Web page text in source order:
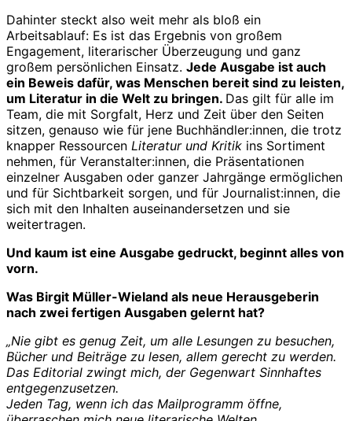
Dahinter steckt also weit mehr als bloß ein
Arbeitsablauf: Es ist das Ergebnis von großem
Engagement, literarischer Überzeugung und ganz
großem persönlichen Einsatz. Jede Ausgabe ist auch
ein Beweis dafür, was Menschen bereit sind zu leisten,
um Literatur in die Welt zu bringen. Das gilt für alle im
Team, die mit Sorgfalt, Herz und Zeit über den Seiten
sitzen, genauso wie für jene Buchhändler:innen, die trotz
knapper Ressourcen Literatur und Kritik ins Sortiment
nehmen, für Veranstalter:innen, die Präsentationen
einzelner Ausgaben oder ganzer Jahrgänge ermöglichen
und für Sichtbarkeit sorgen, und für Journalist:innen, die
sich mit den Inhalten auseinandersetzen und sie
weitertragen.
Und kaum ist eine Ausgabe gedruckt, beginnt alles von
vorn.
Was Birgit Müller-Wieland als neue Herausgeberin
nach zwei fertigen Ausgaben gelernt hat?
„Nie gibt es genug Zeit, um alle Lesungen zu besuchen,
Bücher und Beiträge zu lesen, allem gerecht zu werden.
Das Editorial zwingt mich, der Gegenwart Sinnhaftes
entgegenzusetzen.
Jeden Tag, wenn ich das Mailprogramm öffne,